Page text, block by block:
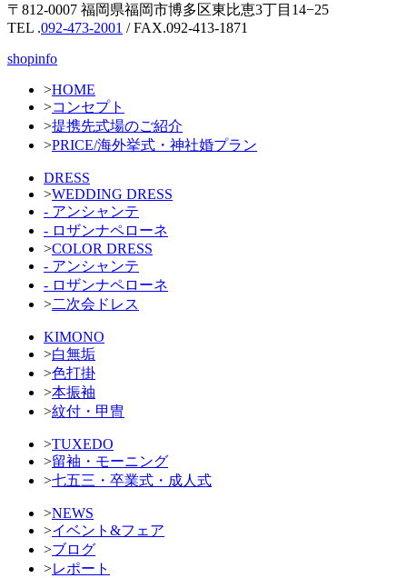
〒812-0007 福岡県福岡市博多区東比恵3丁目14−25
TEL .092-473-2001 / FAX.092-413-1871
shopinfo
>HOME
>コンセプト
>提携先式場のご紹介
>PRICE/海外挙式・神社婚プラン
DRESS
>WEDDING DRESS
- アンシャンテ
- ロザンナペローネ
>COLOR DRESS
- アンシャンテ
- ロザンナペローネ
>二次会ドレス
KIMONO
>白無垢
>色打掛
>本振袖
>紋付・甲冑
>TUXEDO
>留袖・モーニング
>七五三・卒業式・成人式
>NEWS
>イベント&フェア
>ブログ
>レポート